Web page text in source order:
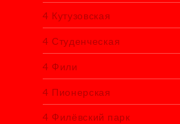
4 Кутузовская
4 Студенческая
4 Фили
4 Пионерская
4 Филёвский парк